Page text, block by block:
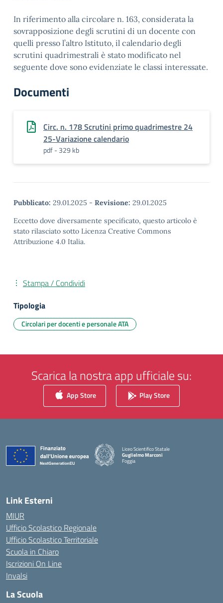
In riferimento alla circolare n. 163, considerata la
sovrapposizione degli scrutini di un docente con
quelli presso l’altro Istituto, il calendario degli
scrutini quadrimestrali è stato modificato nel
seguente dove sono evidenziate le classi interessate.
Documenti
Circ. n. 178 Scrutini primo quadrimestre 24
25-Variazione calendario
pdf - 329 kb
Pubblicato: 29.01.2025 - Revisione: 29.01.2025
Eccetto dove diversamente specificato, questo articolo è
stato rilasciato sotto Licenza Creative Commons
Attribuzione 4.0 Italia.
Stampa / Condividi
Tipologia
Circolari per docenti e personale ATA
Scarica la nostra app ufficiale su:
App Store Play Store
Liceo Scientifico Statale
Guglielmo Marconi
Foggia
— Visita la pagina iniziale della scuola
Link Esterni
MIUR
Ufficio Scolastico Regionale
Ufficio Scolastico Territoriale
Scuola in Chiaro
Iscrizioni On Line
Invalsi
La Scuola